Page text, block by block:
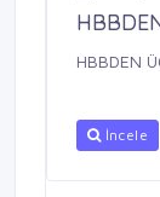
HBBDEN
İncele